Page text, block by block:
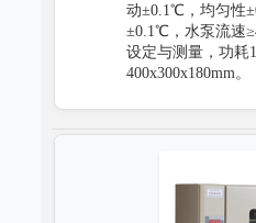
动±0.1℃，均匀性
±0.1℃，水泵流速
设定与测量，功耗
400x300x180mm。